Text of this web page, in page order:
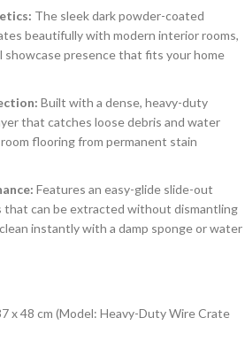
The sleek dark powder-coated
beautifully with modern interior rooms,
showcase presence that fits your home
Built with a dense, heavy-duty
that catches loose debris and water
flooring from permanent stain
Features an easy-glide slide-out
can be extracted without dismantling
instantly with a damp sponge or water
x 48 cm (Model: Heavy-Duty Wire Crate